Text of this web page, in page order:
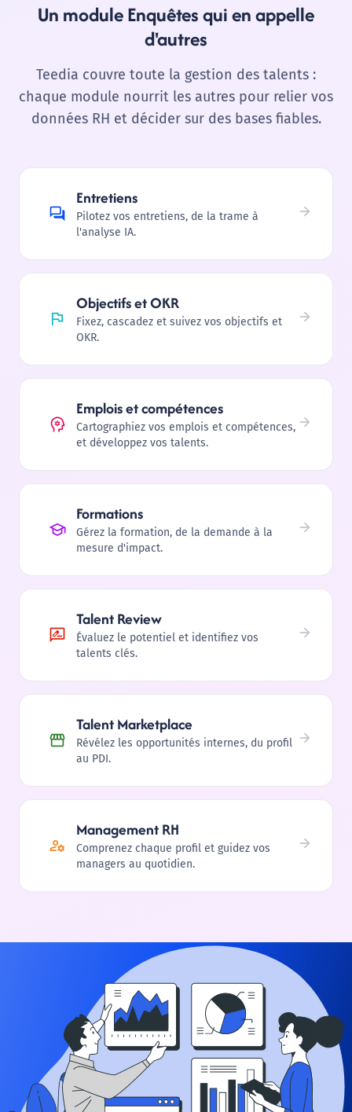
Un module Enquêtes qui en appelle
d'autres
Teedia couvre toute la gestion des talents :
chaque module nourrit les autres pour relier vos
données RH et décider sur des bases fiables.
Entretiens
Pilotez vos entretiens, de la trame à
l'analyse IA.
Objectifs et OKR
Fixez, cascadez et suivez vos objectifs et
OKR.
Emplois et compétences
Cartographiez vos emplois et compétences,
et développez vos talents.
Formations
Gérez la formation, de la demande à la
mesure d'impact.
Talent Review
Évaluez le potentiel et identifiez vos
talents clés.
Talent Marketplace
Révélez les opportunités internes, du profil
au PDI.
Management RH
Comprenez chaque profil et guidez vos
managers au quotidien.